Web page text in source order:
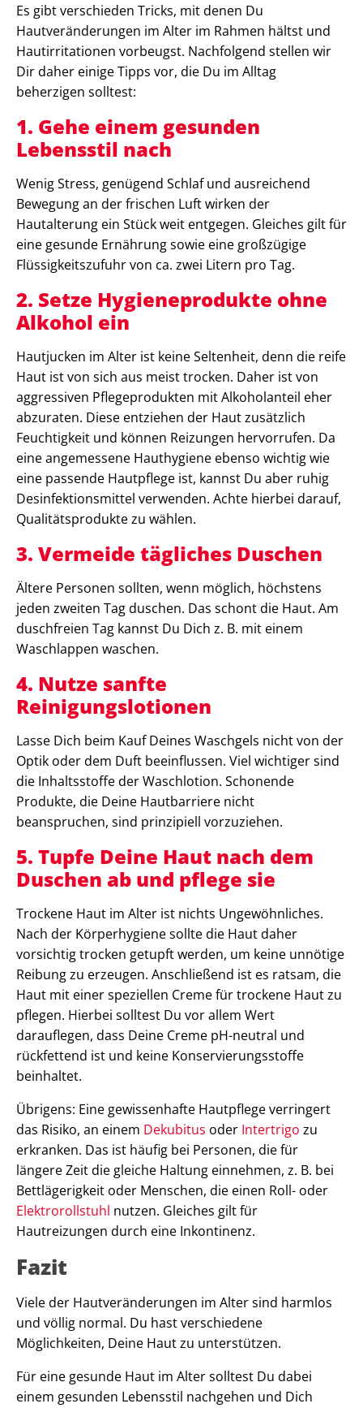
Es gibt verschieden Tricks, mit denen Du
Hautveränderungen im Alter im Rahmen hältst und
Hautirritationen vorbeugst. Nachfolgend stellen wir
Dir daher einige Tipps vor, die Du im Alltag
beherzigen solltest:
1. Gehe einem gesunden
Lebensstil nach
Wenig Stress, genügend Schlaf und ausreichend
Bewegung an der frischen Luft wirken der
Hautalterung ein Stück weit entgegen. Gleiches gilt für
eine gesunde Ernährung sowie eine großzügige
Flüssigkeitszufuhr von ca. zwei Litern pro Tag.
2. Setze Hygieneprodukte ohne
Alkohol ein
Hautjucken im Alter ist keine Seltenheit, denn die reife
Haut ist von sich aus meist trocken. Daher ist von
aggressiven Pflegeprodukten mit Alkoholanteil eher
abzuraten. Diese entziehen der Haut zusätzlich
Feuchtigkeit und können Reizungen hervorrufen. Da
eine angemessene Hauthygiene ebenso wichtig wie
eine passende Hautpflege ist, kannst Du aber ruhig
Desinfektionsmittel verwenden. Achte hierbei darauf,
Qualitätsprodukte zu wählen.
3. Vermeide tägliches Duschen
Ältere Personen sollten, wenn möglich, höchstens
jeden zweiten Tag duschen. Das schont die Haut. Am
duschfreien Tag kannst Du Dich z. B. mit einem
Waschlappen waschen.
4. Nutze sanfte
Reinigungslotionen
Lasse Dich beim Kauf Deines Waschgels nicht von der
Optik oder dem Duft beeinflussen. Viel wichtiger sind
die Inhaltsstoffe der Waschlotion. Schonende
Produkte, die Deine Hautbarriere nicht
beanspruchen, sind prinzipiell vorzuziehen.
5. Tupfe Deine Haut nach dem
Duschen ab und pflege sie
Trockene Haut im Alter ist nichts Ungewöhnliches.
Nach der Körperhygiene sollte die Haut daher
vorsichtig trocken getupft werden, um keine unnötige
Reibung zu erzeugen. Anschließend ist es ratsam, die
Haut mit einer speziellen Creme für trockene Haut zu
pflegen. Hierbei solltest Du vor allem Wert
darauflegen, dass Deine Creme pH-neutral und
rückfettend ist und keine Konservierungsstoffe
beinhaltet.
Übrigens: Eine gewissenhafte Hautpflege verringert
das Risiko, an einem Dekubitus oder Intertrigo zu
erkranken. Das ist häufig bei Personen, die für
längere Zeit die gleiche Haltung einnehmen, z. B. bei
Bettlägerigkeit oder Menschen, die einen Roll- oder
Elektrorollstuhl nutzen. Gleiches gilt für
Hautreizungen durch eine Inkontinenz.
Fazit
Viele der Hautveränderungen im Alter sind harmlos
und völlig normal. Du hast verschiedene
Möglichkeiten, Deine Haut zu unterstützen.
Für eine gesunde Haut im Alter solltest Du dabei
einem gesunden Lebensstil nachgehen und Dich